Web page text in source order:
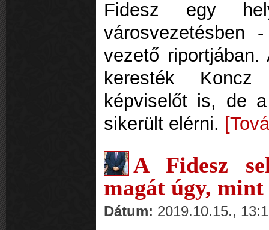
Fidesz egy
városvezetésben
vezető
keresték Koncz
képviselőt is, de
sikerült elérni.
A Fidesz
magát úgy, mint
Dátum: 2019.10.15.,